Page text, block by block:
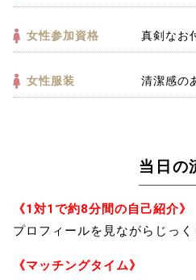
女性参加資格 真剣なお
女性服装 清潔感の
当日の
《1対1で約8分間の自己紹介》
プロフィールを見ながらじっ
《マッチングタイム》